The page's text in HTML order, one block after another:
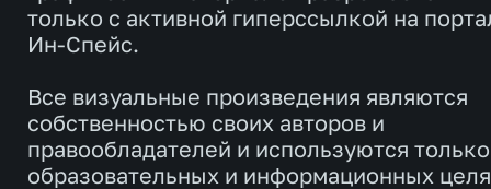
только с активной гиперссылкой на
Ин-Спейс.
Все визуальные произведения являются
собственностью своих авторов и
правообладателей и используются
образовательных и информационных